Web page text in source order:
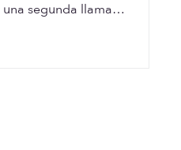
segunda llamada